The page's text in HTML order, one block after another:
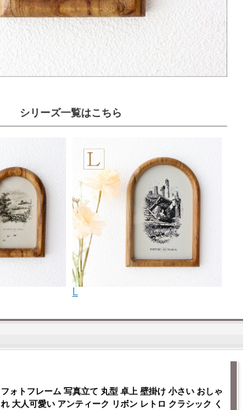
シリーズ一覧はこちら
フォトフレーム 写真立て 丸型 卓上 壁掛け 小さい おしゃ
れ 大人可愛い アンティーク リボン レトロ クラシック く